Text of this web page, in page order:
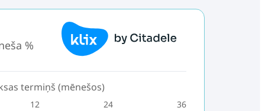
%
termiņš (mēnešos)
12 24 36